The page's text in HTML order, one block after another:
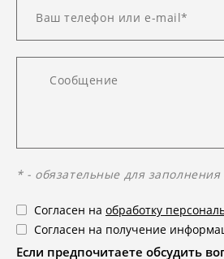
* - обязательные для заполнения
Согласен на обработку
Согласен на получение
Если предпочитаете обсудить